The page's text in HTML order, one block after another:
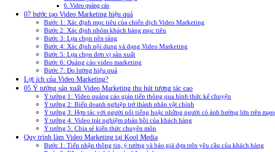
6. Video quảng cáo
07 bước tạo Video Marketing hiệu quả
Bước 1: Xác định mục tiêu của chiến dịch Video Marketing
Bước 2: Xác định nhóm khách hàng mục tiêu
Bước 3: Lựa chọn nền tảng
Bước 4: Xác định nội dung và dạng Video Marketing
Bước 5: Lựa chọn đơn vị sản xuất
Bước 6: Quảng cáo video marketing
Bước 7: Đo lường hiệu quả
Lợi ích của Video Marketing?
05 Ý tưởng sản xuất Video Marketing thu hút tương tác cao
Ý tưởng 1: Video quảng cáo gián tiếp thông qua hình thức kể chuyện
Ý tưởng 2: Biến doanh nghiệp trở thành nhân vật chính
Ý tưởng 3: Hợp tác với người nổi tiếng hoặc những người có ảnh hưởng lớn trên
Ý tưởng 4: Video trải nghiệm phản hồi của khách hàng
Ý tưởng 5: Chia sẻ kiến thức chuyên môn
Quy trình làm Video Marketing tại Kool Media
Bước 1: Tiếp nhận thông tin, ý tưởng và báo giá dựa trên yêu cầu của khách hàng